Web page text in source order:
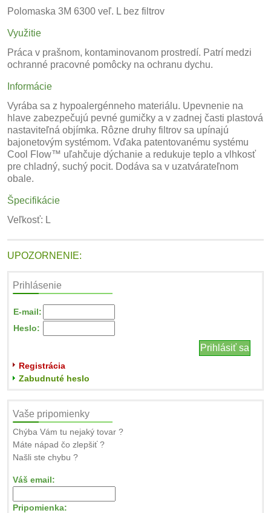
Polomaska 3M 6300 veľ. L bez filtrov
Využitie
Práca v prašnom, kontaminovanom prostredí. Patrí medzi
ochranné pracovné pomôcky na ochranu dychu.
Informácie
Vyrába sa z hypoalergénneho materiálu. Upevnenie na
hlave zabezpečujú pevné gumičky a v zadnej časti plastová
nastaviteľná objímka. Rôzne druhy filtrov sa upínajú
bajonetovým systémom. Vďaka patentovanému systému
Cool Flow™ uľahčuje dýchanie a redukuje teplo a vlhkosť
pre chladný, suchý pocit. Dodáva sa v uzatvárateľnom
obale.
Špecifikácie
Veľkosť: L
UPOZORNENIE:
Prihlásenie
E-mail:
Heslo:
Registrácia
Zabudnuté heslo
Vaše pripomienky
Chýba Vám tu nejaký tovar ?
Máte nápad čo zlepšiť ?
Našli ste chybu ?
Váš email:
Pripomienka: